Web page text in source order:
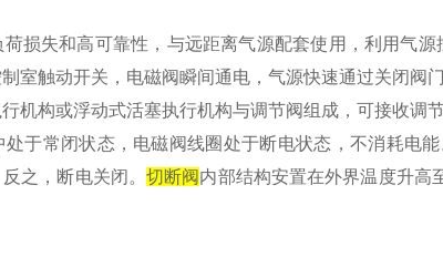
损失和高可靠性，与远距离气源配套使用，利用气
室触动开关，电磁阀瞬间通电，气源快速通过关闭阀门
机构或浮动式活塞执行机构与调节阀组成，可接收调
于常闭状态，电磁阀线圈处于断电状态，不消耗电
反之，断电关闭。切断阀内部结构安置在外界温度升高